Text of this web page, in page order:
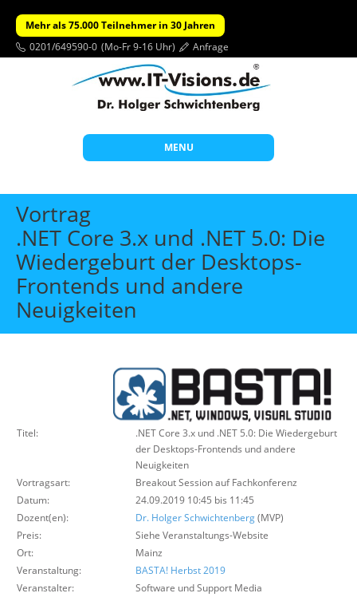
Mehr als 75.000 Teilnehmer in 30 Jahren
0201/649590-0 (Mo-Fr 9-16 Uhr) Anfrage
MENU
Start
Beratung
Individuelle Schulungen
Offene Seminare
Über uns
Suche
Vortrag
.NET Core 3.x und .NET 5.0: Die
Wiedergeburt der Desktops-
Frontends und andere
Neuigkeiten
Titel:
.NET Core 3.x und .NET 5.0: Die Wiedergeburt
der Desktops-Frontends und andere
Neuigkeiten
Vortragsart:
Breakout Session auf Fachkonferenz
Datum:
24.09.2019 10:45 bis 11:45
Dozent(en):
Dr. Holger Schwichtenberg(MVP)
Preis:
Siehe Veranstaltungs-Website
Ort:
Mainz
Veranstaltung:
BASTA! Herbst 2019
Veranstalter:
Software und Support Media